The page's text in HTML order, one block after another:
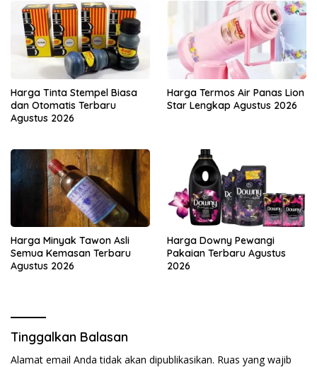
Harga Tinta Stempel Biasa
dan Otomatis Terbaru
Agustus 2026
Harga Termos Air Panas Lion
Star Lengkap Agustus 2026
Harga Minyak Tawon Asli
Semua Kemasan Terbaru
Agustus 2026
Harga Downy Pewangi
Pakaian Terbaru Agustus
2026
Tinggalkan Balasan
Alamat email Anda tidak akan dipublikasikan. Ruas yang wajib